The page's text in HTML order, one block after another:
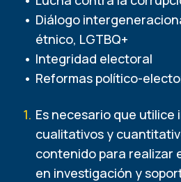
Diálogo
étnico, LGTBQ+
Integridad electoral
Reformas político-
Es necesario que utilice
cualitativos y
contenido para realizar
en investigación y